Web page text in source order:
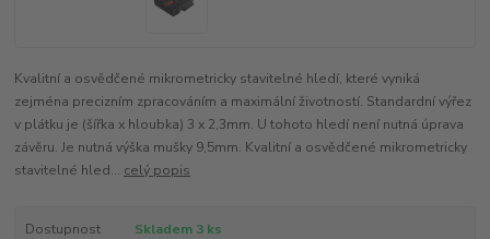
Kvalitní a osvědčené mikrometricky stavitelné hledí, které vyniká
zejména precizním zpracováním a maximální životností. Standardní výřez
v plátku je (šířka x hloubka) 3 x 2,3mm. U tohoto hledí není nutná úprava
závěru. Je nutná výška mušky 9,5mm. Kvalitní a osvědčené mikrometricky
stavitelné hled... celý popis
Dostupnost
Skladem 3 ks